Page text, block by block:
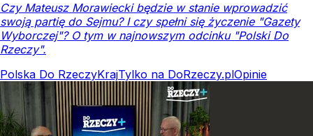
Czy Mateusz Morawiecki będzie w stanie wprowadzić
swoją partię do Sejmu? I czy spełni się życzenie "Gazety
Wyborczej"? O tym w najnowszym odcinku "Polski Do
Rzeczy".
Polska Do RzeczyKrajTylko na DoRzeczy.plOpinie